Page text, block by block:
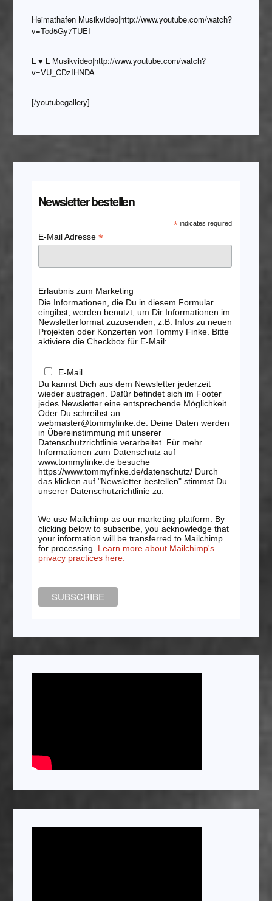
Heimathafen Musikvideo|http://www.youtube.com/watch?
v=Tcd5Gy7TUEI
L ♥ L Musikvideo|http://www.youtube.com/watch?
v=VU_CDzIHNDA
[/youtubegallery]
Newsletter bestellen
* indicates required
E-Mail Adresse *
Erlaubnis zum Marketing
Die Informationen, die Du in diesem Formular
eingibst, werden benutzt, um Dir Informationen im
Newsletterformat zuzusenden, z.B. Infos zu neuen
Projekten oder Konzerten von Tommy Finke. Bitte
aktiviere die Checkbox für E-Mail:
E-Mail
Du kannst Dich aus dem Newsletter jederzeit
wieder austragen. Dafür befindet sich im Footer
jedes Newsletter eine entsprechende Möglichkeit.
Oder Du schreibst an
webmaster@tommyfinke.de. Deine Daten werden
in Übereinstimmung mit unserer
Datenschutzrichtlinie verarbeitet. Für mehr
Informationen zum Datenschutz auf
www.tommyfinke.de besuche
https://www.tommyfinke.de/datenschutz/ Durch
das klicken auf "Newsletter bestellen" stimmst Du
unserer Datenschutzrichtlinie zu.
We use Mailchimp as our marketing platform. By
clicking below to subscribe, you acknowledge that
your information will be transferred to Mailchimp
for processing. Learn more about Mailchimp's
privacy practices here.